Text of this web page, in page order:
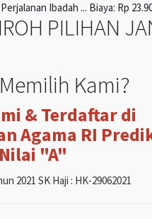
Ibadah ... Biaya: Rp
PILIHAN
Kami?
& Terdaftar di
Agama RI
"A"
2021 SK Haji : HK-29062021